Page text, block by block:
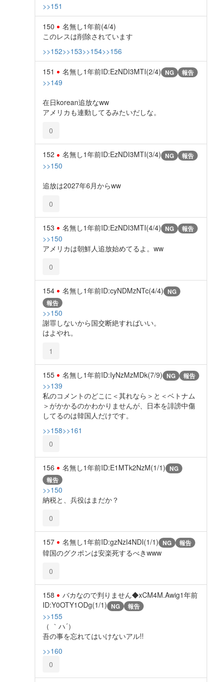
>>151
150 名無し1年前(4/4)
このレスは削除されています
>>152>>153>>154>>156
151 名無し1年前ID:EzNDI3MTI(2/4) NG 報告
>>149
在日korean追放なww
アメリカも連動してるみたいだしな。
0
152 名無し1年前ID:EzNDI3MTI(3/4) NG 報告
>>150
追放は2027年6月からww
0
153 名無し1年前ID:EzNDI3MTI(4/4) NG 報告
>>150
アメリカは朝鮮人追放始めてるよ。ww
0
154 名無し1年前ID:cyNDMzNTc(4/4) NG
報告
>>150
謝罪しないから国交断絶すればいい。
はよやれ。
1
155 名無し1年前ID:IyNzMzMDk(7/9) NG 報告
>>139
私のコメントのどこに＜其れなら＞と＜ベトナム
＞がかかるのかわかりませんが、日本を誹謗中傷
してるのは韓国人だけです。
>>158>>161
0
156 名無し1年前ID:E1MTk2NzM(1/1) NG
報告
>>150
納税と、兵役はまだか？
0
157 名無し1年前ID:gzNzI4NDI(1/1) NG 報告
韓国のグクポンは安楽死するべきwww
0
158 バカなので判りません◆xCM4M.Awig1年前
ID:Y0OTY1ODg(1/1) NG 報告
>>155
（ ｀ハ´）
吾の事を忘れてはいけないアル!!
>>160
0